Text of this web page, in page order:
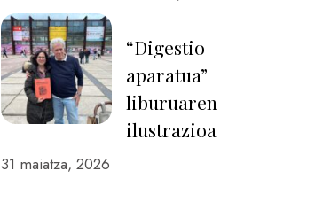
“Digestio
aparatua”
liburuaren
ilustrazioa
31 maiatza, 2026